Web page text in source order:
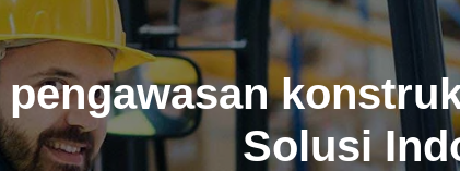
pengawasan
Solusi